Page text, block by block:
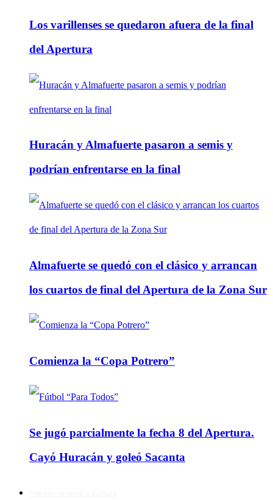
Los varillenses se quedaron afuera de la final
del Apertura
Huracán y Almafuerte pasaron a semis y
podrían enfrentarse en la final
Almafuerte se quedó con el clásico y arrancan
los cuartos de final del Apertura de la Zona Sur
Comienza la “Copa Potrero”
Se jugó parcialmente la fecha 8 del Apertura.
Cayó Huracán y goleó Sacanta